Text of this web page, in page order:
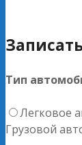
Тип
Легковое
Грузовой